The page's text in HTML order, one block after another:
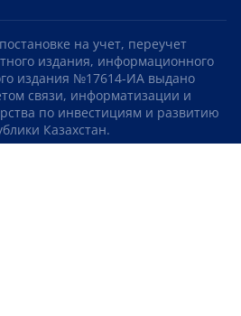
на учет, переучет
издания, информационного
издания №17614-ИА выдано
связи, информатизации и
по инвестициям и развитию
Казахстан.